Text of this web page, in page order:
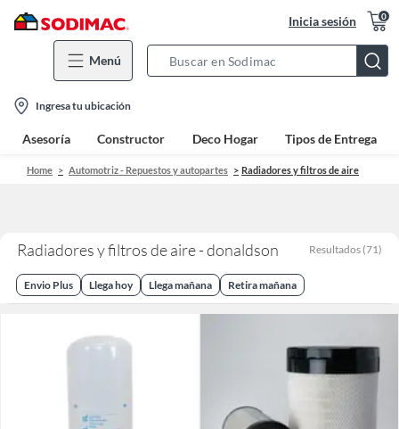
Inicia sesión 0
Menú
Bar
location-
icon
Ingresa tu ubicación
Asesoría Constructor Deco Hogar Tipos de Entrega
Home Automotriz - Repuestos y autopartes Radiadores y filtros de aire
Radiadores y filtros de aire - donaldson Resultados (71)
Envio Plus Llega hoy Llega mañana Retira mañana